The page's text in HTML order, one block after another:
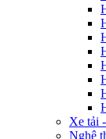
Xe tải
Nghệ